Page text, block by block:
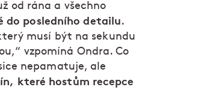
od rána a všechno
do posledního detailu.
musí být na sekundu
vzpomíná Ondra. Co
nepamatuje, ale
které hostům recepce